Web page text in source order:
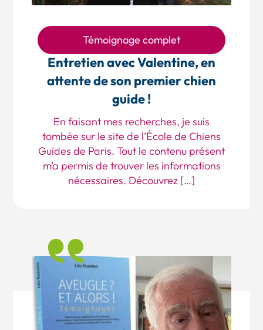
Entretien avec Valentine, en
attente de son premier chien
guide !
En faisant mes recherches, je suis
tombée sur le site de l’École de Chiens
Guides de Paris. Tout le contenu présent
m’a permis de trouver les informations
nécessaires. Découvrez […]
Témoignage complet